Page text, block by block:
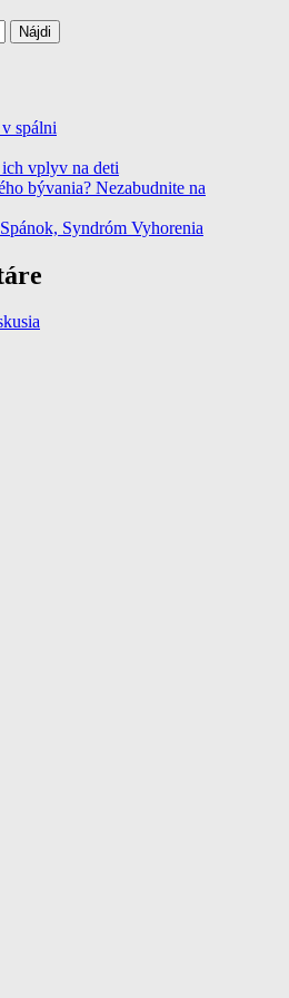
spálni
vplyv na deti
bývania? Nezabudnite na
Syndróm Vyhorenia